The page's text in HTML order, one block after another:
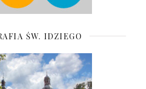
ŚW. IDZIEGO